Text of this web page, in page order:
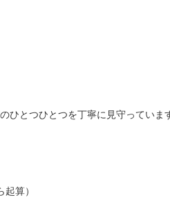
ひとつひとつを丁寧に見守ってい
算）